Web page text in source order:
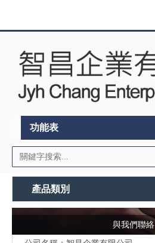
功能表
產品類別
與我們聯絡